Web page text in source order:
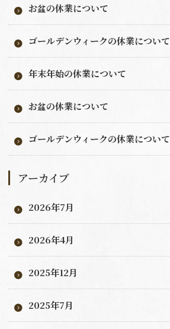
お盆の休業について
ゴールデンウィークの休業について
年末年始の休業について
お盆の休業について
ゴールデンウィークの休業について
アーカイブ
2026年7月
2026年4月
2025年12月
2025年7月